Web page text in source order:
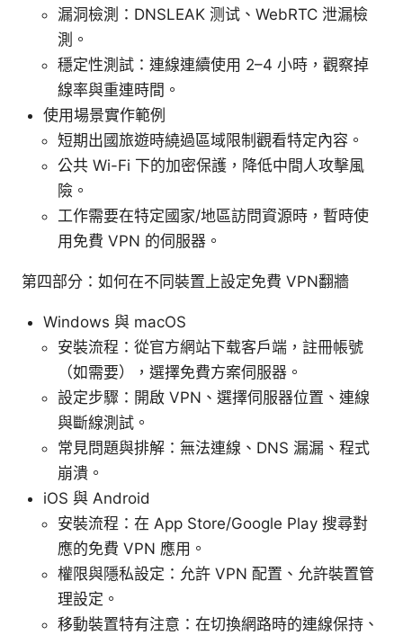
漏洞檢測：DNSLEAK 测试、WebRTC 泄漏檢
測。
穩定性測試：連線連續使用 2–4 小時，觀察掉
線率與重連時間。
使用場景實作範例
短期出國旅遊時繞過區域限制觀看特定內容。
公共 Wi-Fi 下的加密保護，降低中間人攻擊風
險。
工作需要在特定國家/地區訪問資源時，暫時使
用免費 VPN 的伺服器。
第四部分：如何在不同裝置上設定免費 VPN翻牆
Windows 與 macOS
安裝流程：從官方網站下载客戶端，註冊帳號
（如需要），選擇免費方案伺服器。
設定步驟：開啟 VPN、選擇伺服器位置、連線
與斷線測試。
常見問題與排解：無法連線、DNS 漏漏、程式
崩潰。
iOS 與 Android
安裝流程：在 App Store/Google Play 搜尋對
應的免費 VPN 應用。
權限與隱私設定：允許 VPN 配置、允許裝置管
理設定。
移動裝置特有注意：在切換網路時的連線保持、